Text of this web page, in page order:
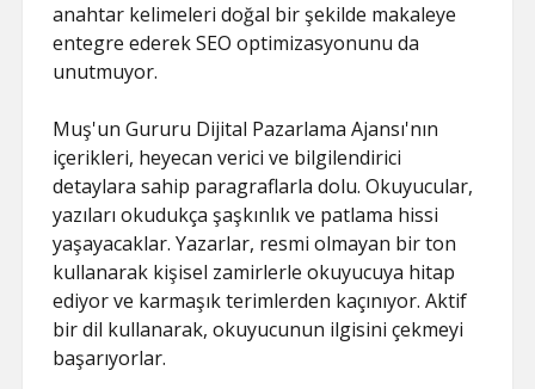
anahtar kelimeleri doğal bir şekilde makaleye
entegre ederek SEO optimizasyonunu da
unutmuyor.
Muş'un Gururu Dijital Pazarlama Ajansı'nın
içerikleri, heyecan verici ve bilgilendirici
detaylara sahip paragraflarla dolu. Okuyucular,
yazıları okudukça şaşkınlık ve patlama hissi
yaşayacaklar. Yazarlar, resmi olmayan bir ton
kullanarak kişisel zamirlerle okuyucuya hitap
ediyor ve karmaşık terimlerden kaçınıyor. Aktif
bir dil kullanarak, okuyucunun ilgisini çekmeyi
başarıyorlar.